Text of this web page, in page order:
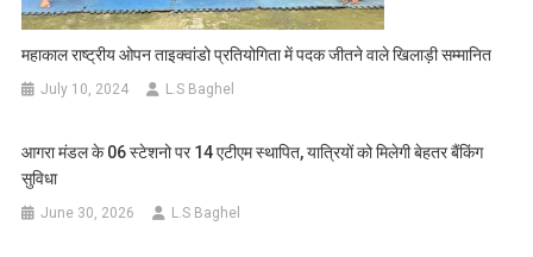
महाकाल राष्ट्रीय ओपन ताइक्वांडो प्रतियोगिता में पदक जीतने वाले खिलाड़ी सम्मानित
July 10, 2024 L.S Baghel
आगरा मंडल के 06 स्टेशनो पर 14 एटीएम स्थापित, यात्रियों को मिलेगी बेहतर बैंकिंग
सुविधा
June 30, 2026 L.S Baghel